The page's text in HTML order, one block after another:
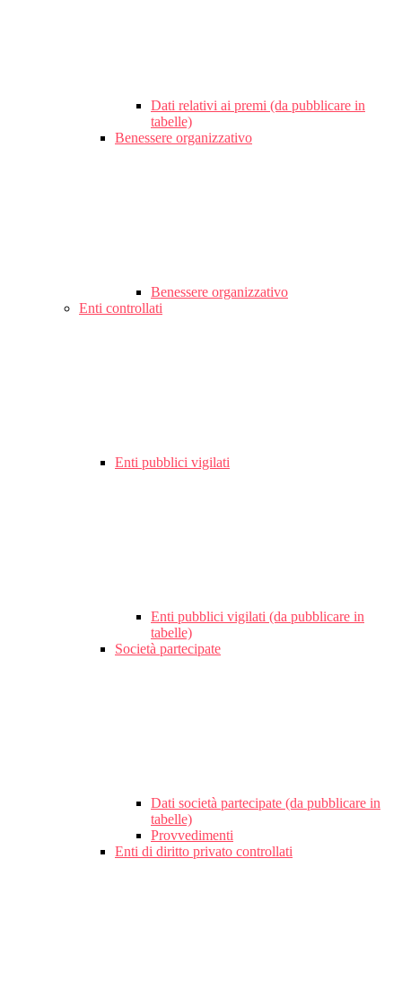
Dati relativi ai premi (da pubblicare in
tabelle)
Benessere organizzativo
Benessere organizzativo
Enti controllati
Enti pubblici vigilati
Enti pubblici vigilati (da pubblicare in
tabelle)
Società partecipate
Dati società partecipate (da pubblicare in
tabelle)
Provvedimenti
Enti di diritto privato controllati